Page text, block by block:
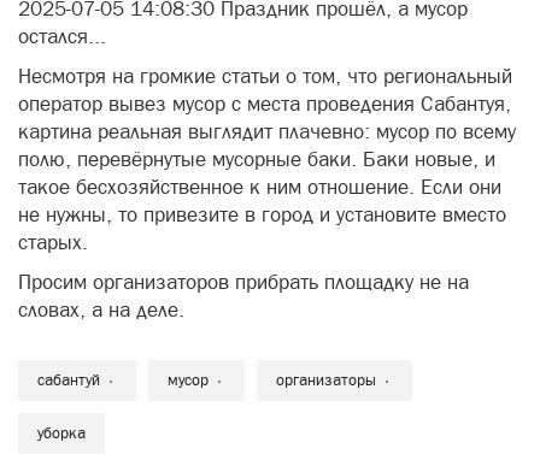
2025-07-05 14:08:30 Праздник прошёл, а мусор
остался...
Несмотря на громкие статьи о том, что региональный
оператор вывез мусор с места проведения Сабантуя,
картина реальная выглядит плачевно: мусор по всему
полю, перевёрнутые мусорные баки. Баки новые, и
такое бесхозяйственное к ним отношение. Если они
не нужны, то привезите в город и установите вместо
старых.
Просим организаторов прибрать площадку не на
словах, а на деле.
сабантуй мусор организаторы
уборка